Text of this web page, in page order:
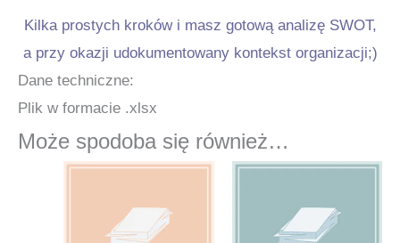
Kilka prostych kroków i masz gotową analizę SWOT,
a przy okazji udokumentowany kontekst organizacji;)
Dane techniczne:
Plik w formacie .xlsx
Może spodoba się również…